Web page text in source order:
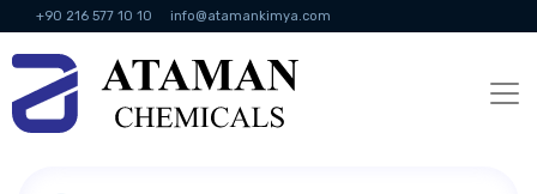
+90 216 577 10 10 info@atamankimya.com
KVKK Politikası Information Society Services